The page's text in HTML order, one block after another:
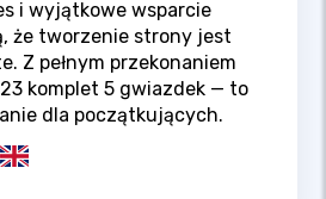
i wyjątkowe wsparcie
że tworzenie strony jest
Z pełnym przekonaniem
komplet 5 gwiazdek — to
dla początkujących.